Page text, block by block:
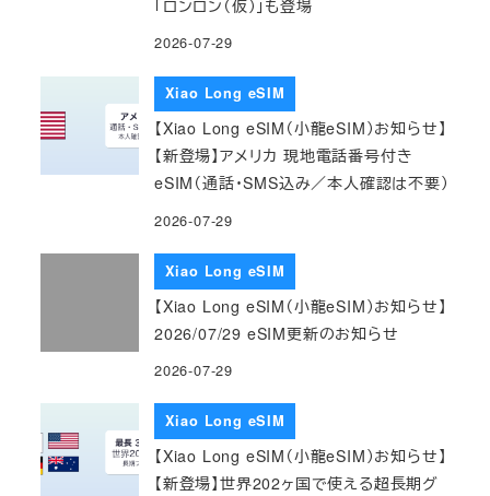
「ロンロン（仮）」も登場
2026-07-29
Xiao Long eSIM
【Xiao Long eSIM（小龍eSIM）お知らせ】
【新登場】アメリカ 現地電話番号付き
eSIM（通話・SMS込み／本人確認は不要）
2026-07-29
Xiao Long eSIM
【Xiao Long eSIM（小龍eSIM）お知らせ】
2026/07/29 eSIM更新のお知らせ
2026-07-29
Xiao Long eSIM
【Xiao Long eSIM（小龍eSIM）お知らせ】
【新登場】世界202ヶ国で使える超長期グ